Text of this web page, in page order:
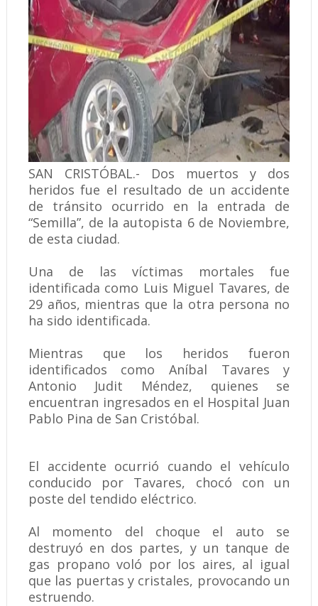
SAN CRISTÓBAL.- Dos muertos y dos
heridos fue el resultado de un accidente
de tránsito ocurrido en la entrada de
“Semilla”, de la autopista 6 de Noviembre,
de esta ciudad.
Una de las víctimas mortales fue
identificada como Luis Miguel Tavares, de
29 años, mientras que la otra persona no
ha sido identificada.
Mientras que los heridos fueron
identificados como Aníbal Tavares y
Antonio Judit Méndez, quienes se
encuentran ingresados en el Hospital Juan
Pablo Pina de San Cristóbal.
El accidente ocurrió cuando el vehículo
conducido por Tavares, chocó con un
poste del tendido eléctrico.
Al momento del choque el auto se
destruyó en dos partes, y un tanque de
gas propano voló por los aires, al igual
que las puertas y cristales, provocando un
estruendo.